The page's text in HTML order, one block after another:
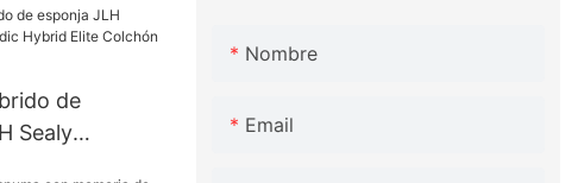
de
Sealy
Nombre
Email